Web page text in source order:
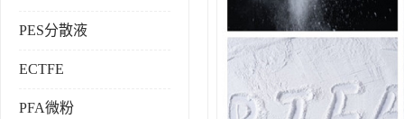
PES分散液
ECTFE
PFA微粉